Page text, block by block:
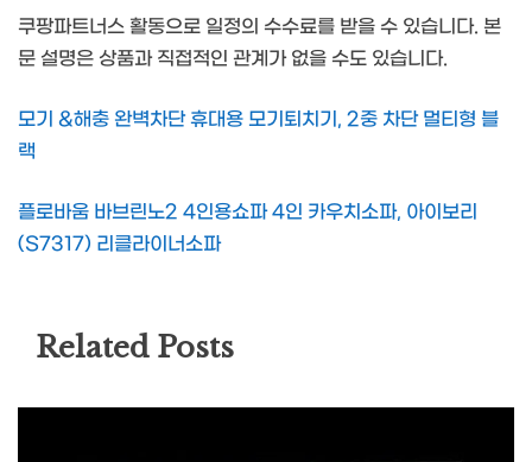
쿠팡파트너스 활동으로 일정의 수수료를 받을 수 있습니다. 본
문 설명은 상품과 직접적인 관계가 없을 수도 있습니다.
모기 &해충 완벽차단 휴대용 모기퇴치기, 2중 차단 멀티형 블
랙
플로바움 바브린노2 4인용쇼파 4인 카우치소파, 아이보리
(S7317) 리클라이너소파
Related Posts